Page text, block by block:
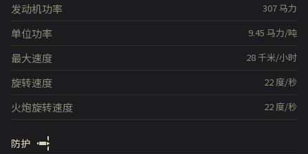
307马力
发动机功率
9.45 马力/吨
单位功率
28千米/小时
最大速度
22 度/秒
旋转速度
22 度/秒
火炮旋转速度
防护